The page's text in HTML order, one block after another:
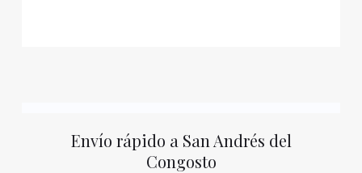
Envío rápido a San Andrés del
Congosto